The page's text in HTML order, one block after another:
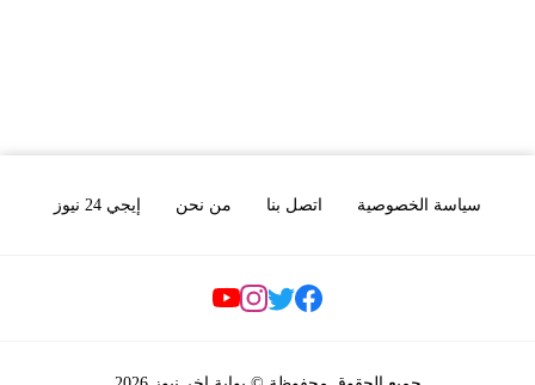
سياسة الخصوصية اتصل بنا من نحن إيجي 24 نيوز
Social Links